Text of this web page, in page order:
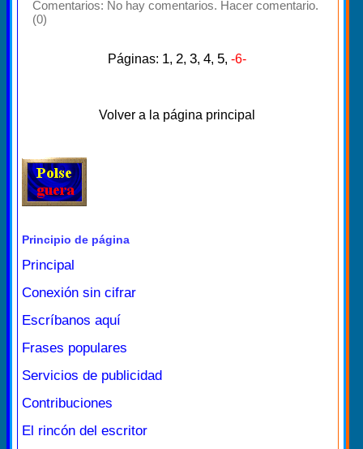
Comentarios: No hay comentarios. Hacer comentario.
(0)
Páginas: 1, 2, 3, 4, 5, -6-
Volver a la página principal
Principio de página
Principal
Conexión sin cifrar
Escríbanos aquí
Frases populares
Servicios de publicidad
Contribuciones
El rincón del escritor